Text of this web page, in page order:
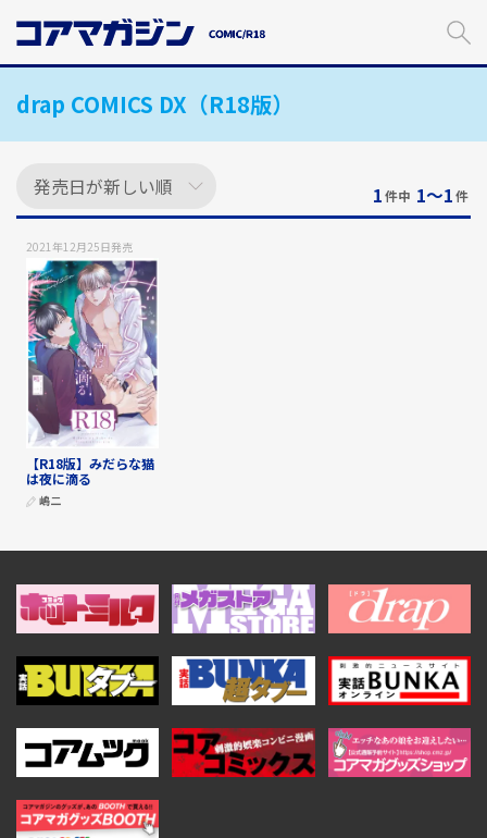
ン
drap COMICS DX（R18版）
1件中 1〜1件
2021年12月25日発売
【R18版】みだらな猫
は夜に滴る
嶋二